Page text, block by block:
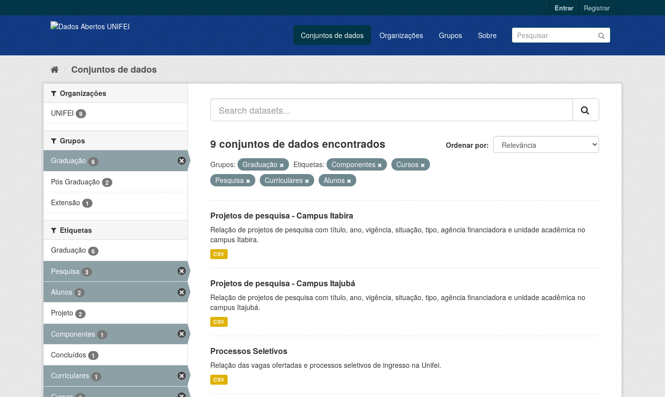
Entrar Registrar
Conjuntos de dados Organizações Grupos Sobre
Conjuntos de dados
Organizações
UNIFEI
9
Grupos
Graduação
6
Pós Graduação 2
Extensão 1
Etiquetas
Graduação
6
Pesquisa 3
Alunos 2
Projeto 2
Componentes 1
Concluídos 1
Curriculares 1
Ordenar por
9 conjuntos de dados encontrados
Grupos: Graduação Etiquetas: Componentes
Cursos
Pesquisa
Curriculares Alunos
Projetos de pesquisa - Campus Itabira
Relação de projetos de pesquisa com título, ano, vigência, situação, tipo, agência financiadora e unidade acadêmica no
campus Itabira.
CSV
Projetos de pesquisa - Campus Itajubá
Relação de projetos de pesquisa com título, ano, vigência, situação, tipo, agência financiadora e unidade acadêmica no
campus Itajubá.
CSV
Processos Seletivos
Relação das vagas ofertadas e processos seletivos de ingresso na Unifei.
CSV